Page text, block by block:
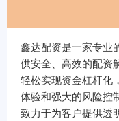
鑫达配资是一家专业
供安全、高效的配资
轻松实现资金杠杆化
体验和强大的风险控
致力于为客户提供透